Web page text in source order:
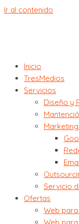
Ir al contenido
Inicio
TresMedios
Servicios
Diseño y
Servicio
Ofertas
Web